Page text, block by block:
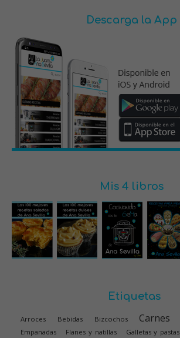
Descarga la App
Mis 4 libros
Etiquetas
Arroces Bebidas Bizcochos Carnes
Empanadas Flanes y natillas Galletas y pastas